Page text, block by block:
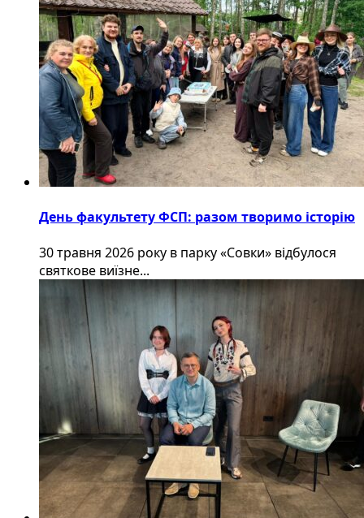
День факультету ФСП: разом творимо історію
30 травня 2026 року в парку «Совки» відбулося
святкове виїзне...